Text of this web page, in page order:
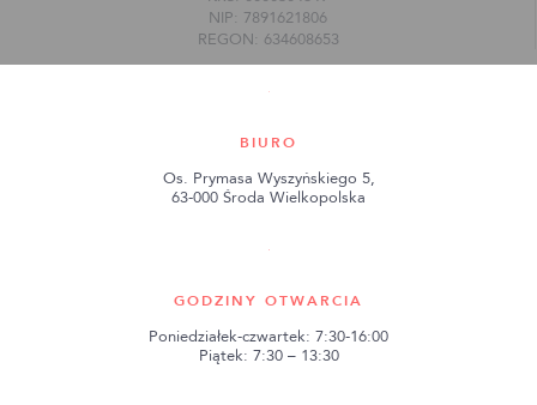
NIP: 7891621806
REGON: 634608653
BIURO
Os. Prymasa Wyszyńskiego 5,
63-000 Środa Wielkopolska
GODZINY OTWARCIA
Poniedziałek-czwartek: 7:30-16:00
Piątek: 7:30 – 13:30